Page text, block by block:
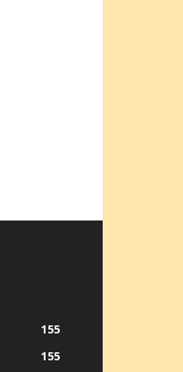
155
155